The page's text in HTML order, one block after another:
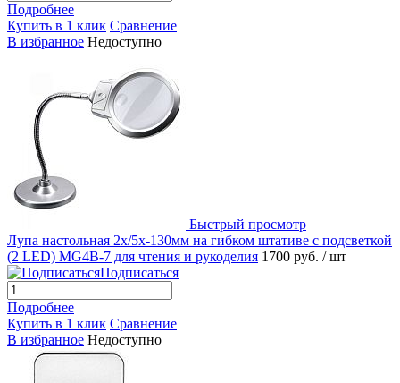
Подробнее
Купить в 1 клик Сравнение
В избранное Недоступно
Быстрый просмотр
Лупа настольная 2x/5x-130мм на гибком штативе с подсветкой
(2 LED) MG4B-7 для чтения и рукоделия 1700 руб. / шт
Подписаться
Подробнее
Купить в 1 клик Сравнение
В избранное Недоступно